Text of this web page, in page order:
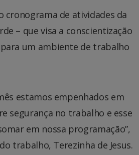
cronograma de atividades da
– que visa a conscientização
um ambiente de trabalho
estamos empenhados em
segurança no trabalho e esse
em nossa programação”,
trabalho, Terezinha de Jesus.